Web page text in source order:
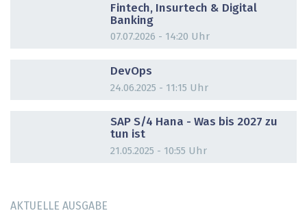
Fintech, Insurtech & Digital
Banking
07.07.2026 - 14:20 Uhr
DevOps
24.06.2025 - 11:15 Uhr
SAP S/4 Hana - Was bis 2027 zu
tun ist
21.05.2025 - 10:55 Uhr
AKTUELLE AUSGABE